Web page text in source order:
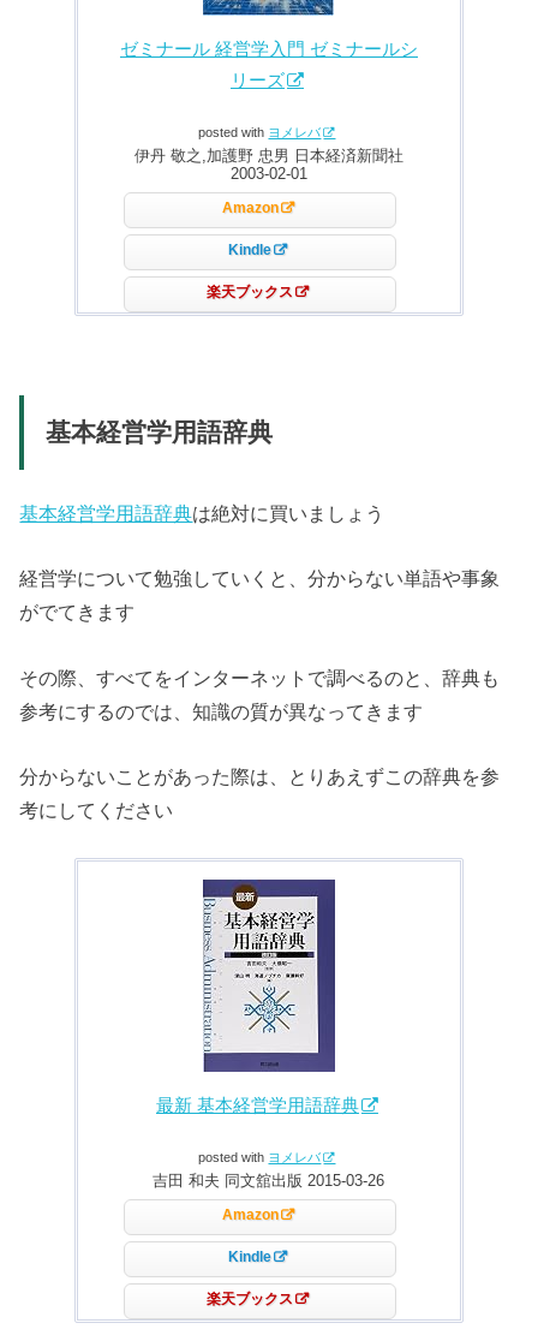
ゼミナール 経営学入門 ゼミナールシ
リーズ
posted with ヨメレバ
伊丹 敬之,加護野 忠男 日本経済新聞社
2003-02-01
Amazon
Kindle
楽天ブックス
基本経営学用語辞典
基本経営学用語辞典は絶対に買いましょう
経営学について勉強していくと、分からない単語や事象
がでてきます
その際、すべてをインターネットで調べるのと、辞典も
参考にするのでは、知識の質が異なってきます
分からないことがあった際は、とりあえずこの辞典を参
考にしてください
最新 基本経営学用語辞典
posted with ヨメレバ
吉田 和夫 同文舘出版 2015-03-26
Amazon
Kindle
楽天ブックス